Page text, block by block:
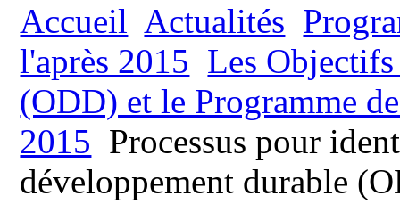
Accueil Actualités
l'après 2015 Les
(ODD) et le Programme
2015 Processus pour
développement durable